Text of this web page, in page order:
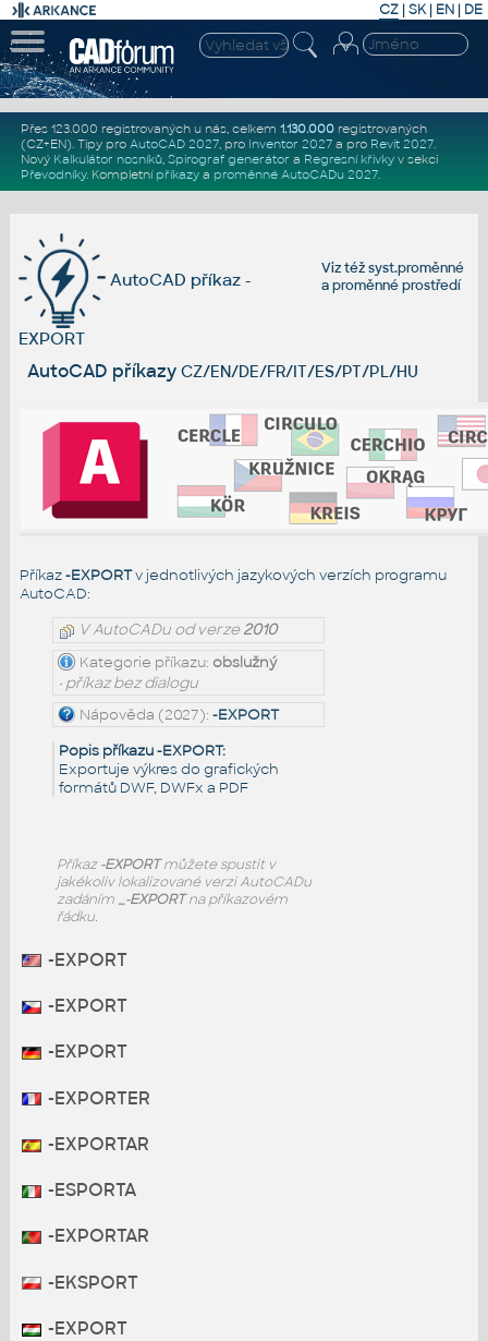
CZ | SK| EN | DE
Přes 123.000 registrovaných u nás, celkem 1.130.000registrovaných
(CZ+EN). Tipy pro AutoCAD 2027, pro Inventor 2027a pro Revit 2027.
Nový Kalkulátor nosníků, Spirograf generátor a Regresní křivkyv sekci
Převodníky. Kompletní příkazya proměnné AutoCADu 2027.
Viz téžsyst.proměnné
aproměnné prostředí
AutoCAD příkaz -
EXPORT
AutoCAD příkazy CZ/EN/DE/FR/IT/ES/PT/PL/HU
Příkaz-EXPORTv jednotlivých jazykových verzích programu
AutoCAD:
V AutoCADu od verze2010
Kategorie příkazu: obslužný
• příkaz bez dialogu
Nápověda (2027): -EXPORT
Popis příkazu -EXPORT:
Exportuje výkres do grafických
formátů DWF, DWFx a PDF
Příkaz-EXPORTmůžete spustit v
jakékoliv lokalizované verzi AutoCADu
zadáním _-EXPORTna příkazovém
řádku.
-EXPORT
-EXPORT
-EXPORT
-EXPORTER
-EXPORTAR
-ESPORTA
-EXPORTAR
-EKSPORT
-EXPORT